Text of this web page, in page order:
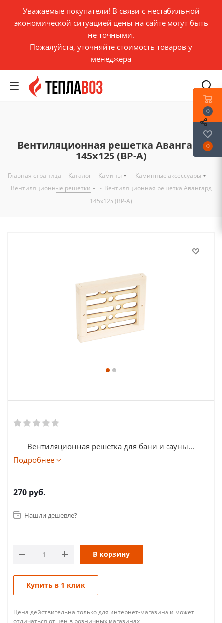
Уважаемые покупатели! В связи с нестабильной
экономической ситуацией цены на сайте могут быть
не точными.
Пожалуйста, уточняйте стоимость товаров у
менеджера
Вентиляционная решетка Авангард
145х125 (ВР-А)
Главная страница - Каталог - Камины - Каминные аксессуары
-
Вентиляционные решетки
- Вентиляционная решетка Авангард
145х125 (ВР-А)
Вентиляционная решетка для бани и сауны...
Подробнее
270 руб.
Нашли дешевле?
В корзину
Купить в 1 клик
Цена действительна только для интернет-магазина и может
отличаться от цен в розничных магазинах
0
0